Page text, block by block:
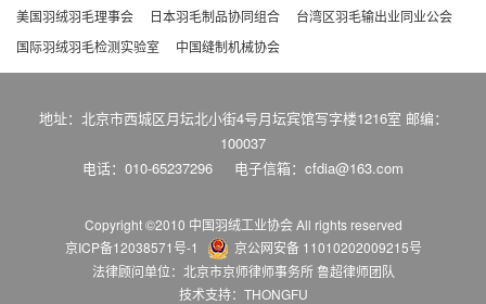
美国羽绒羽毛理事会
日本羽毛制品协同组合
台湾区羽毛输出业同业公会
国际羽绒羽毛检测实验室
中国缝制机械协会
地址：北京市西城区月坛北小街4号月坛宾馆写字楼1216室 邮编：
100037
电话：010-65237296
电子信箱：cfdia@163.com
Copyright ©2010 中国羽绒工业协会All rights reserved
京ICP备12038571号-1
京公网安备 11010202009215号
法律顾问单位：北京市京师律师事务所 鲁超律师团队
技术支持：THONGFU